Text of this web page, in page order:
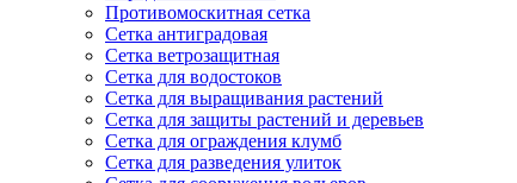
Противомоскитная сетка
Сетка антиградовая
Сетка ветрозащитная
Сетка для водостоков
Сетка для выращивания растений
Сетка для защиты растений и деревьев
Сетка для ограждения клумб
Сетка для разведения улиток